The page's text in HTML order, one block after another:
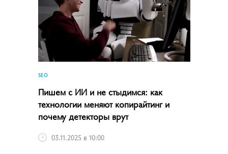
SEO
Пишем с ИИ и не стыдимся: как
технологии меняют копирайтинг и
почему детекторы врут
03.11.2025 в 10:00